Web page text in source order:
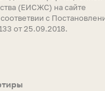
(ЕИСЖС) на сайте
соответвии с
от 25.09.2018.